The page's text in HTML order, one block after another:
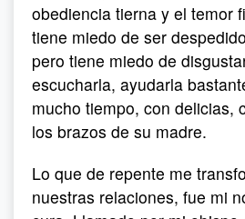
obediencia tierna y el temor
tiene miedo de ser
pero tiene miedo de
escucharla, ayudarla
mucho tiempo, con delicias,
los brazos de su madre.
Lo que de repente me
nuestras relaciones, fue mi